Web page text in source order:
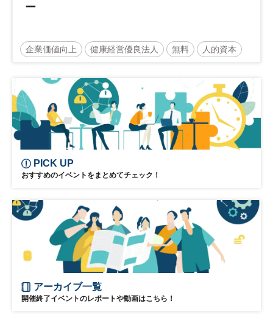
ー
企業価値向上 健康経営優良法人 無料 人的資本
PICK UP
おすすめのイベントをまとめてチェック！
アーカイブ一覧
開催終了イベントのレポートや動画はこちら！